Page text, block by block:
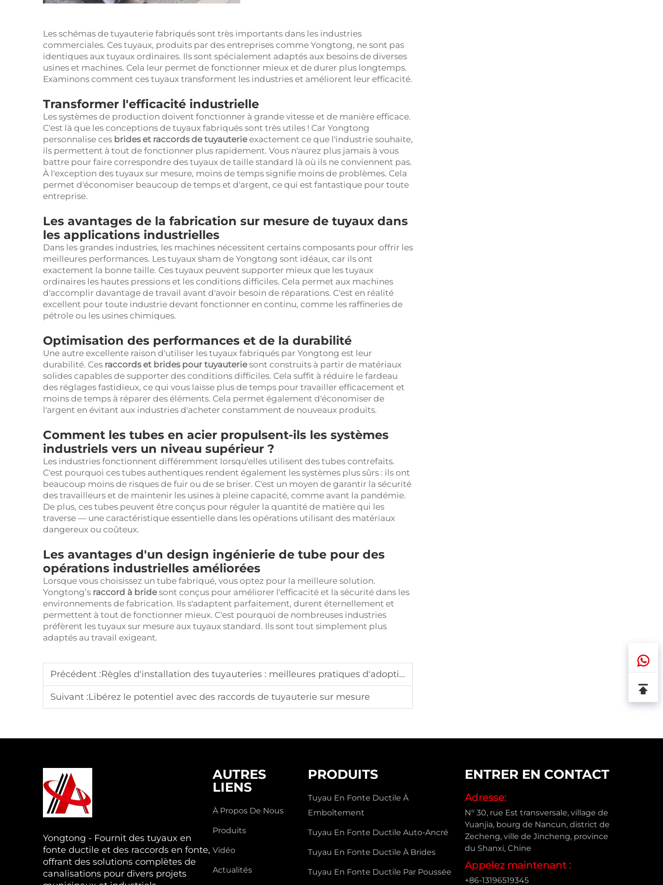
Les schémas de tuyauterie fabriqués sont très importants dans les industries
commerciales. Ces tuyaux, produits par des entreprises comme Yongtong, ne sont pas
identiques aux tuyaux ordinaires. Ils sont spécialement adaptés aux besoins de diverses
usines et machines. Cela leur permet de fonctionner mieux et de durer plus longtemps.
Examinons comment ces tuyaux transforment les industries et améliorent leur efficacité.
Transformer l'efficacité industrielle
Les systèmes de production doivent fonctionner à grande vitesse et de manière efficace.
C'est là que les conceptions de tuyaux fabriqués sont très utiles ! Car Yongtong
personnalise ces brides et raccords de tuyauterie exactement ce que l'industrie souhaite,
ils permettent à tout de fonctionner plus rapidement. Vous n'aurez plus jamais à vous
battre pour faire correspondre des tuyaux de taille standard là où ils ne conviennent pas.
À l'exception des tuyaux sur mesure, moins de temps signifie moins de problèmes. Cela
permet d'économiser beaucoup de temps et d'argent, ce qui est fantastique pour toute
entreprise.
Les avantages de la fabrication sur mesure de tuyaux dans
les applications industrielles
Dans les grandes industries, les machines nécessitent certains composants pour offrir les
meilleures performances. Les tuyaux sham de Yongtong sont idéaux, car ils ont
exactement la bonne taille. Ces tuyaux peuvent supporter mieux que les tuyaux
ordinaires les hautes pressions et les conditions difficiles. Cela permet aux machines
d'accomplir davantage de travail avant d'avoir besoin de réparations. C'est en réalité
excellent pour toute industrie devant fonctionner en continu, comme les raffineries de
pétrole ou les usines chimiques.
Optimisation des performances et de la durabilité
Une autre excellente raison d'utiliser les tuyaux fabriqués par Yongtong est leur
durabilité. Ces raccords et brides pour tuyauterie sont construits à partir de matériaux
solides capables de supporter des conditions difficiles. Cela suffit à réduire le fardeau
des réglages fastidieux, ce qui vous laisse plus de temps pour travailler efficacement et
moins de temps à réparer des éléments. Cela permet également d'économiser de
l'argent en évitant aux industries d'acheter constamment de nouveaux produits.
Comment les tubes en acier propulsent-ils les systèmes
industriels vers un niveau supérieur ?
Les industries fonctionnent différemment lorsqu'elles utilisent des tubes contrefaits.
C'est pourquoi ces tubes authentiques rendent également les systèmes plus sûrs : ils ont
beaucoup moins de risques de fuir ou de se briser. C'est un moyen de garantir la sécurité
des travailleurs et de maintenir les usines à pleine capacité, comme avant la pandémie.
De plus, ces tubes peuvent être conçus pour réguler la quantité de matière qui les
traverse — une caractéristique essentielle dans les opérations utilisant des matériaux
dangereux ou coûteux.
Les avantages d'un design ingénierie de tube pour des
opérations industrielles améliorées
Lorsque vous choisissez un tube fabriqué, vous optez pour la meilleure solution.
Yongtong’s raccord à bride sont conçus pour améliorer l'efficacité et la sécurité dans les
environnements de fabrication. Ils s'adaptent parfaitement, durent éternellement et
permettent à tout de fonctionner mieux. C'est pourquoi de nombreuses industries
préfèrent les tuyaux sur mesure aux tuyaux standard. Ils sont tout simplement plus
adaptés au travail exigeant.
Précédent :Règles d'installation des tuyauteries : meilleures pratiques d'adoption
Suivant :Libérez le potentiel avec des raccords de tuyauterie sur mesure
Yongtong - Fournit des tuyaux en
fonte ductile et des raccords en fonte,
offrant des solutions complètes de
canalisations pour divers projets
AUTRES
LIENS
À Propos De Nous
Produits
Vidéo
Actualités
PRODUITS
Tuyau En Fonte Ductile À
Emboîtement
Tuyau En Fonte Ductile Auto-Ancré
Tuyau En Fonte Ductile À Brides
Tuyau En Fonte Ductile Par Poussée
ENTRER EN CONTACT
Adresse:
N° 30, rue Est transversale, village de
Yuanjia, bourg de Nancun, district de
Zecheng, ville de Jincheng, province
du Shanxi, Chine
Appelez maintenant :
+86-13196519345